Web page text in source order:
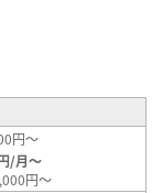
円～
/月～
円～